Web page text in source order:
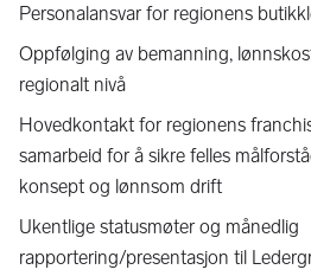
Personalansvar for regionens
Oppfølging av bemanning,
regionalt nivå
Hovedkontakt for regionens
samarbeid for å sikre felles
konsept og lønnsom drift
Ukentlige statusmøter og månedlig
rapportering/presentasjon til